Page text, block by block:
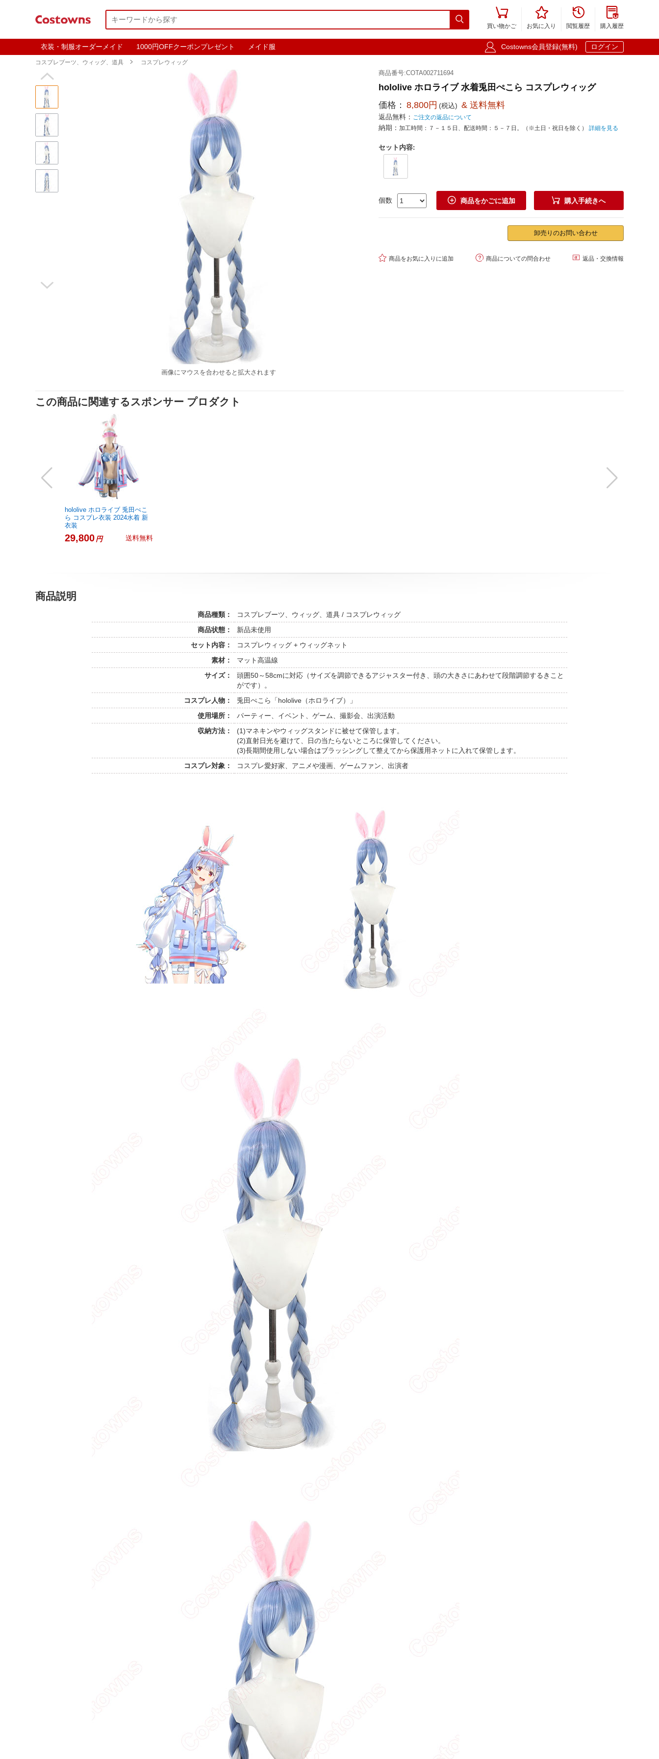


買い物かご

お気に入り

閲覧履歴

購入履歴
衣装・制服オーダーメイド 1000円OFFクーポンプレゼント メイド服  Costowns会員登録(無料) ログイン
コスプレブーツ、ウィッグ、道具  コスプレウィッグ


画像にマウスを合わせると拡大されます
商品番号:COTA002711694
hololive ホロライブ 水着兎田ぺこら コスプレウィッグ
価格： 8,800円 (税込) & 送料無料
返品無料： ご注文の返品について
納期： 加工時間：７－１５日、配送時間：５－７日。（※土日・祝日を除く） 詳細を見る
セット内容:
個数  商品をかごに追加  購入手続きへ
卸売りのお問い合わせ
 商品をお気に入りに追加  商品についての問合わせ  返品・交換情報
この商品に関連するスポンサー プロダクト
hololive ホロライブ 兎田ぺこ
ら コスプレ衣装 2024水着 新
衣装
29,800円 送料無料
商品説明
商品種類：
コスプレブーツ、ウィッグ、道具 / コスプレウィッグ
商品状態：
新品未使用
セット内容：
コスプレウィッグ + ウィッグネット
素材：
マット高温線
サイズ：
頭囲50～58cmに対応（サイズを調節できるアジャスター付き、頭の大きさにあわせて段階調節するきこと
がです）。
コスプレ人物：
兎田ぺこら「hololive（ホロライブ）」
使用場所：
パーティー、イベント、ゲーム、撮影会、出演活動
収納方法：
(1)マネキンやウィッグスタンドに被せて保管します。
(2)直射日光を避けて、日の当たらないところに保管してください。
(3)長期間使用しない場合はブラッシングして整えてから保護用ネットに入れて保管します。
コスプレ対象：
コスプレ愛好家、アニメや漫画、ゲームファン、出演者